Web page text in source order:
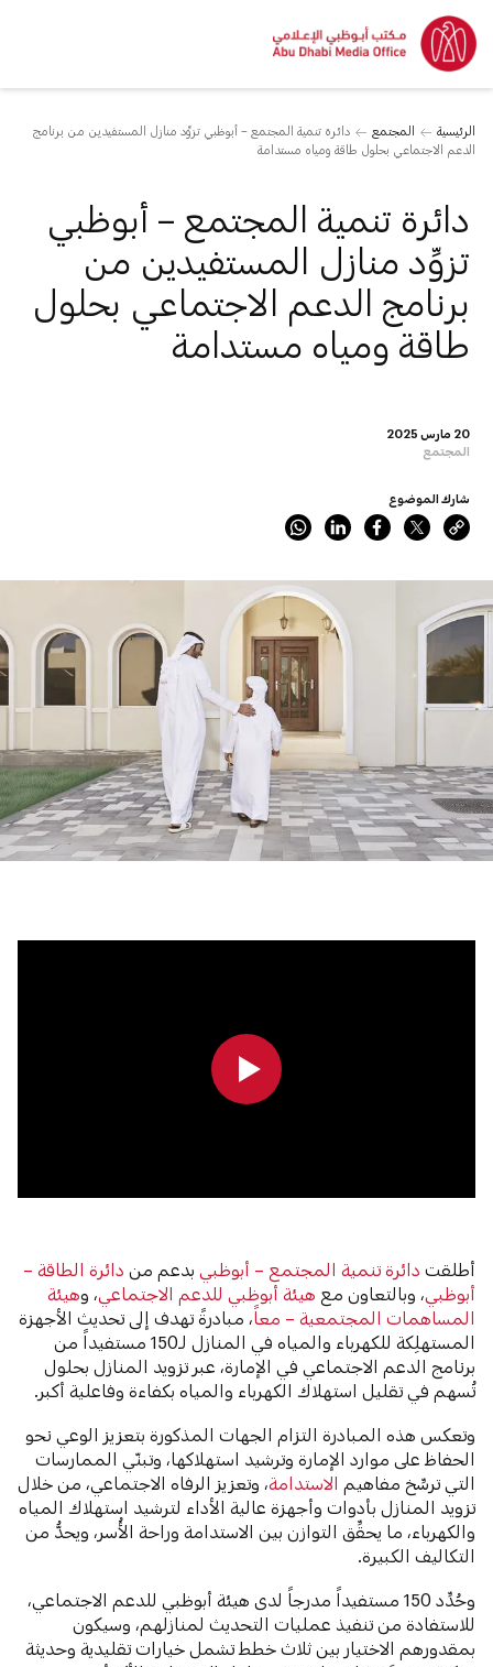
الرئيسية المجتمع
دائرة تنمية المجتمع – أبوظبي تزوِّد منازل المستفيدين من برنامج
الدعم الاجتماعي بحلول طاقة ومياه مستدامة
20 مارس 2025
المجتمع
دائرة تنمية المجتمع – أبوظبي
تزوِّد منازل المستفيدين من
برنامج الدعم الاجتماعي بحلول
طاقة ومياه مستدامة
شارك الموضوع
أطلقتدائرة تنمية المجتمع – أبوظبي بدعم مندائرة الطاقة –
أبوظبي ، وبالتعاون مع هيئة أبوظبي للدعم الاجتماعي ، وهيئة
المساهمات المجتمعية – معاً، مبادرةً تهدف إلى تحديث الأجهزة
المستهلِكة للكهرباء والمياه في المنازل لـ150 مستفيداً من
برنامج الدعم الاجتماعي في الإمارة، عبر تزويد المنازل بحلول
تُسهم في تقليل استهلاك الكهرباء والمياه بكفاءة وفاعلية أكبر.
وتعكس هذه المبادرة التزام الجهات المذكورة بتعزيز الوعي نحو
الحفاظ على موارد الإمارة وترشيد استهلاكها، وتبنّي الممارسات
التي ترسِّخ مفاهيم الاستدامة، وتعزيز الرفاه الاجتماعي، من خلال
تزويد المنازل بأدوات وأجهزة عالية الأداء لترشيد استهلاك المياه
والكهرباء، ما يحقِّق التوازن بين الاستدامة وراحة الأُسر، ويحدُّ من
التكاليف الكبيرة.
وحُدِّد 150 مستفيداً مدرجاً لدى هيئة أبوظبي للدعم الاجتماعي،
للاستفادة من تنفيذ عمليات التحديث لمنازلهم، وسيكون
بمقدورهم الاختيار بين ثلاث خطط تشمل خيارات تقليدية وحديثة